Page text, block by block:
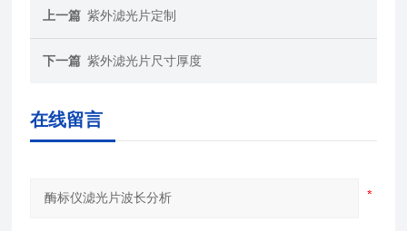
上一篇 紫外滤光片定制
下一篇 紫外滤光片尺寸厚度
在线留言